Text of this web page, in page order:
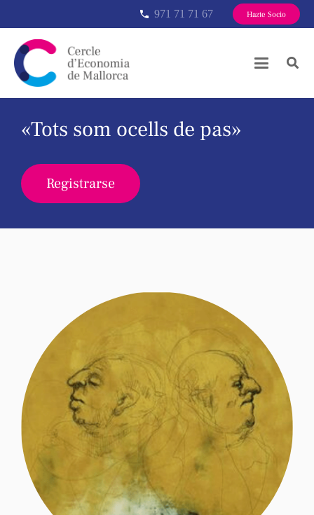
phone 971 71 71 67 Hazte Socio
«Tots som ocells de pas»
Registrarse